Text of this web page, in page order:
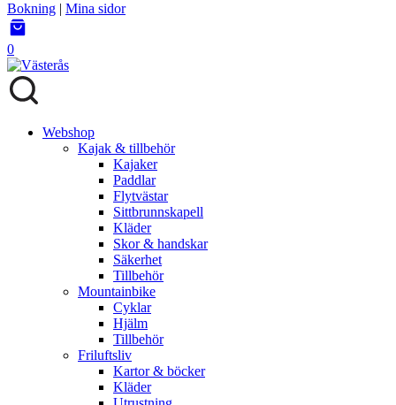
Bokning | Mina sidor
0
Webshop
Kajak & tillbehör
Kajaker
Paddlar
Flytvästar
Sittbrunnskapell
Kläder
Skor & handskar
Säkerhet
Tillbehör
Mountainbike
Cyklar
Hjälm
Tillbehör
Friluftsliv
Kartor & böcker
Kläder